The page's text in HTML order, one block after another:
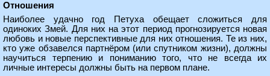
Отношения
Наиболее удачно год Петуха обещает сложиться для
одиноких Змей. Для них на этот период прогнозируется новая
любовь и новые перспективные для них отношения. Те из них,
кто уже обзавелся партнёром (или спутником жизни), должны
научиться терпению и пониманию того, что не всегда их
личные интересы должны быть на первом плане.